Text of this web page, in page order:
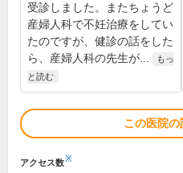
受診しました。またちょうど
産婦人科で不妊治療をしてい
たのですが、健診の話をした
ら、産婦人科の先生が...
もっ
と読む
この医院の
アクセス数※